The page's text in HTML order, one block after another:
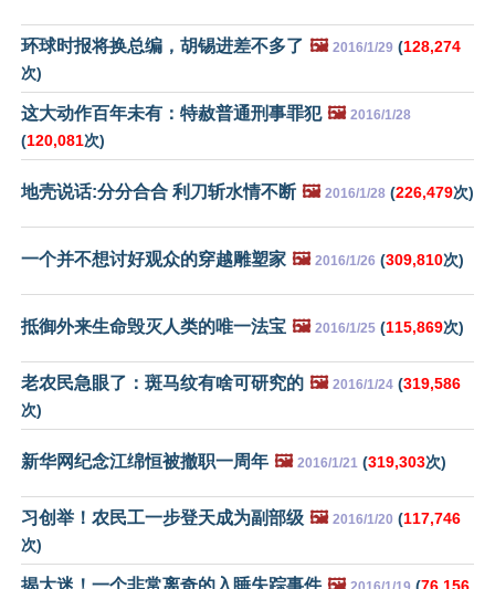
环球时报将换总编，胡锡进差不多了 🖼️ 2016/1/29 (128,274
次)
这大动作百年未有：特赦普通刑事罪犯 🖼️ 2016/1/28
(120,081次)
地壳说话:分分合合 利刀斩水情不断 🖼️ 2016/1/28 (226,479次)
一个并不想讨好观众的穿越雕塑家 🖼️ 2016/1/26 (309,810次)
抵御外来生命毁灭人类的唯一法宝 🖼️ 2016/1/25 (115,869次)
老农民急眼了：斑马纹有啥可研究的 🖼️ 2016/1/24 (319,586
次)
新华网纪念江绵恒被撤职一周年 🖼️ 2016/1/21 (319,303次)
习创举！农民工一步登天成为副部级 🖼️ 2016/1/20 (117,746
次)
揭大迷！一个非常离奇的入睡失踪事件 🖼️